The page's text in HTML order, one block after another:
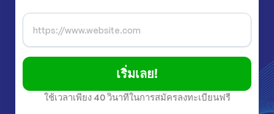
เริ่มเลย!
ใช้เวลาเพียง 40 วินาทีในการสมัครลงทะเบียนฟรี